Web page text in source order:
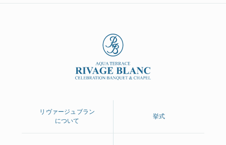
リヴァージュブラン
について
挙式